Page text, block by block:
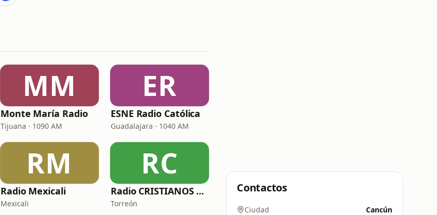
MM
Monte María Radio
Tijuana · 1090 AM
ER
ESNE Radio Católica
Guadalajara · 1040 AM
RM
Radio Mexicali
Mexicali
RC
Radio CRISTIANOS FM
Torreón
Contactos
Ciudad Cancún